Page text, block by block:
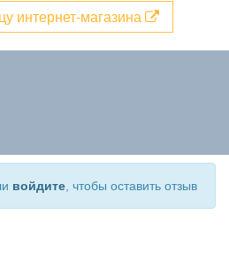
интернет-магазина
войдите , чтобы оставить отзыв